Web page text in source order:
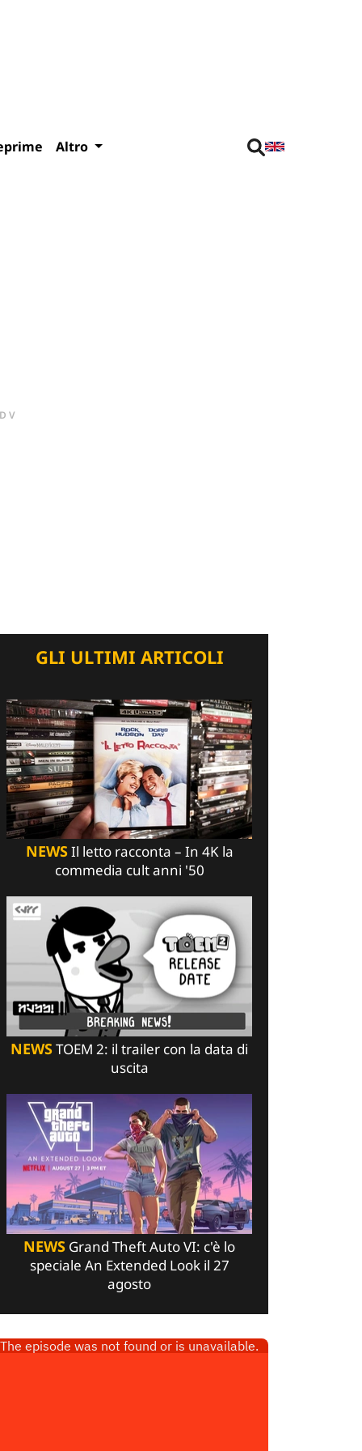
Altro
GLI ULTIMI ARTICOLI
NEWSIl letto racconta – In 4K la
commedia cult anni '50
NEWSTOEM 2: il trailer con la data di
uscita
NEWS Grand Theft Auto VI: c'è lo
speciale An Extended Look il 27
agosto